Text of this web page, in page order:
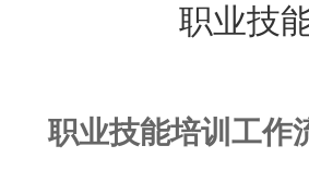
职业技
能培训工作